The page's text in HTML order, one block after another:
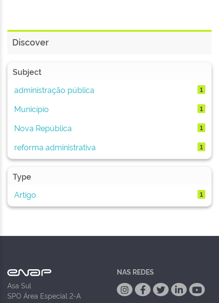
Discover
Subject
administração pública
1
Município 1
Nova República 1
reforma administrativa 1
Type
Artigo
1
Asa Sul
SPO Área Especial 2-A
NAS REDES